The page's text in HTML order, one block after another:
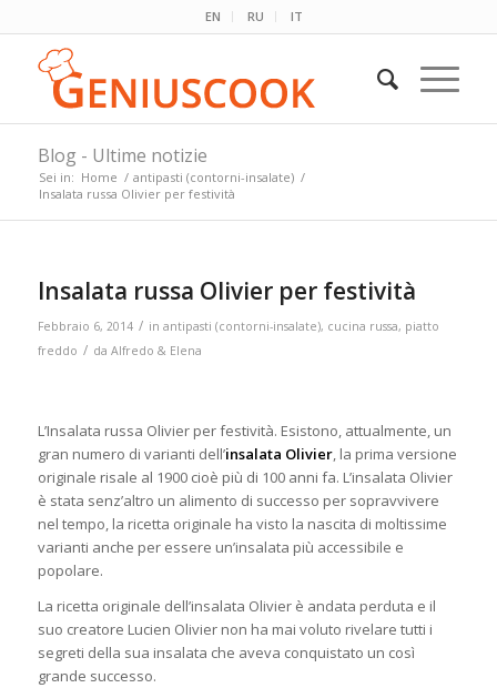
EN RU IT
Blog - Ultime notizie
Sei in: Home / antipasti (contorni-insalate) /
Insalata russa Olivier per festività
Insalata russa Olivier per festività
Febbraio 6, 2014 / in antipasti (contorni-insalate), cucina russa, piatto
freddo / da Alfredo & Elena
L’Insalata russa Olivier per festività. Esistono, attualmente, un
gran numero di varianti dell’insalata Olivier, la prima versione
originale risale al 1900 cioè più di 100 anni fa. L’insalata Olivier
è stata senz’altro un alimento di successo per sopravvivere
nel tempo, la ricetta originale ha visto la nascita di moltissime
varianti anche per essere un’insalata più accessibile e
popolare.
La ricetta originale dell’insalata Olivier è andata perduta e il
suo creatore Lucien Olivier non ha mai voluto rivelare tutti i
segreti della sua insalata che aveva conquistato un così
grande successo.